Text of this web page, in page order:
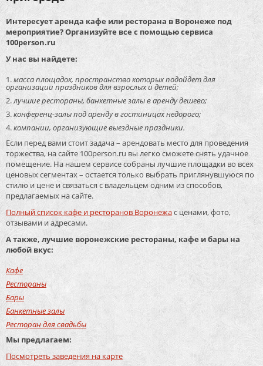
Интересует аренда кафе или ресторана в Воронеже под
мероприятие? Организуйте все с помощью сервиса
100person.ru
У нас вы найдете:
масса площадок, пространство которых подойдет для
организации праздников для взрослых и детей;
лучшие рестораны, банкетные залы в аренду дешево;
конференц-залы под аренду в гостиницах недорого;
компании, организующие выездные праздники.
Если перед вами стоит задача – арендовать место для проведения
торжества, на сайте 100person.ru вы легко сможете снять удачное
помещение. На нашем сервисе собраны лучшие площадки во всех
ценовых сегментах – остается только выбрать приглянувшуюся по
стилю и цене и связаться с владельцем одним из способов,
предлагаемых на сайте.
Полный список кафе и ресторанов Воронежас ценами, фото,
отзывами и адресами.
А также, лучшие воронежские рестораны, кафе и бары на
любой вкус:
Кафе
Рестораны
Бары
Банкетные залы
Ресторан для свадьбы
Мы предлагаем:
Посмотреть заведения на карте